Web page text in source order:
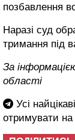
позбавлення
Наразі суд
тримання під
За
області
Усі
отримувати